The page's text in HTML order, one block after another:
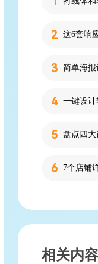
简单海报
7个店铺
相关内